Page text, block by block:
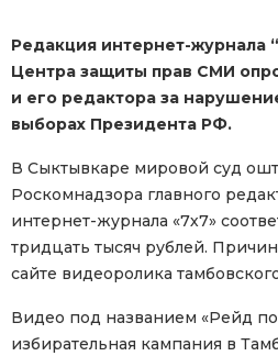
Редакция интернет-журнала
Центра защиты прав СМИ
и его редактора за
выборах Президента РФ.
В Сыктывкаре мировой суд
Роскомнадзора главного
интернет-журнала «7х7»
тридцать тысяч рублей.
сайте видеоролика
Видео под названием «Рейд
избирательная кампания в